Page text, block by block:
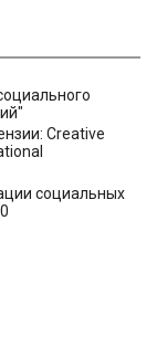
Creative
социальных